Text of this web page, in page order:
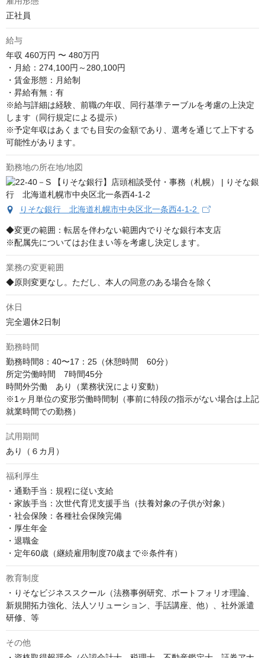
正社員
給与
年収 460万円 〜 480万円
・月給：274,100円～280,100円
・賃金形態：月給制
・昇給有無：有
※給与詳細は経験、前職の年収、同行基準テーブルを考慮の上決定
します（同行規定による提示）
※予定年収はあくまでも目安の金額であり、選考を通じて上下する
可能性があります。
勤務地の所在地/地図
りそな銀行 北海道札幌市中央区北一条西4-1-2
◆変更の範囲：転居を伴わない範囲内でりそな銀行本支店
※配属先についてはお住まい等を考慮し決定します。
業務の変更範囲
◆原則変更なし。ただし、本人の同意のある場合を除く
休日
完全週休2日制
勤務時間
勤務時間8：40〜17：25（休憩時間　60分）
所定労働時間　7時間45分
時間外労働　あり（業務状況により変動）
※1ヶ月単位の変形労働時間制（事前に特段の指示がない場合は上記
就業時間での勤務）
試用期間
あり（６カ月）
福利厚生
・通勤手当：規程に従い支給
・家族手当：次世代育児支援手当（扶養対象の子供が対象）
・社会保険：各種社会保険完備
・厚生年金
・退職金
・定年60歳（継続雇用制度70歳まで※条件有）
教育制度
・りそなビジネススクール（法務事例研究、ポートフォリオ理論、
新規開拓力強化、法人ソリューション、手話講座、他）、社外派遣
研修、等
その他